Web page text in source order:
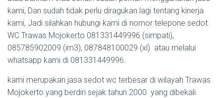
kami, Dan sudah tidak perlu diragukan lagi tentang kinerja
kami, Jadi silahkan hubungi kami di nomor telepone sedot
WC Trawas Mojokerto 081331449996 (simpati),
085785902009 (im3), 087848100029 (xl) atau melalui
whatsapp kami di 081331449996.
kami merupakan jasa sedot wc terbesar di wilayah Trawas
Mojokerto yang berdiri sejak tahun 2000 yang dibekali